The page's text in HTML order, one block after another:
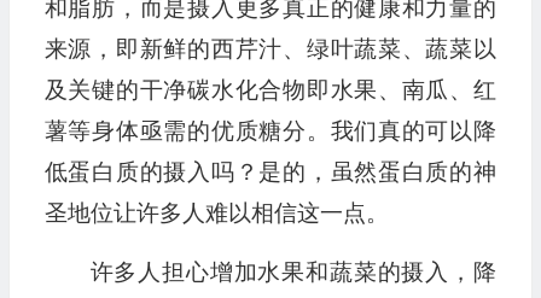
和脂肪，而是摄入更多真正的健康和力量的
来源，即新鲜的西芹汁、绿叶蔬菜、蔬菜以
及关键的干净碳水化合物即水果、南瓜、红
薯等身体亟需的优质糖分。我们真的可以降
低蛋白质的摄入吗？是的，虽然蛋白质的神
圣地位让许多人难以相信这一点。
许多人担心增加水果和蔬菜的摄入，降